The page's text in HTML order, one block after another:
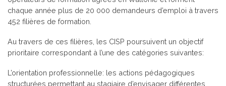
chaque année plus de 20 000 demandeurs d’emploi à travers
452 filières de formation.
Au travers de ces filières, les CISP poursuivent un objectif
prioritaire correspondant à l’une des catégories suivantes:
L’orientation professionnelle: les actions pédagogiques
structurées permettant au stagiaire d’envisager différentes